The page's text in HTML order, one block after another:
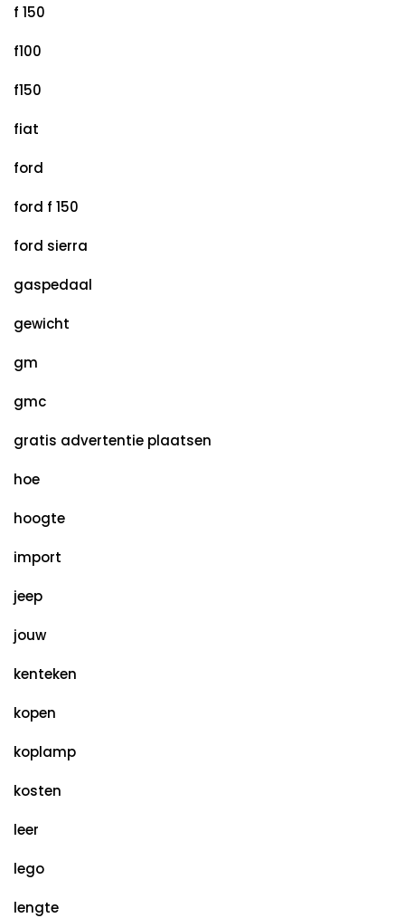
f 150
f100
f150
fiat
ford
ford f 150
ford sierra
gaspedaal
gewicht
gm
gmc
gratis advertentie plaatsen
hoe
hoogte
import
jeep
jouw
kenteken
kopen
koplamp
kosten
leer
lego
lengte